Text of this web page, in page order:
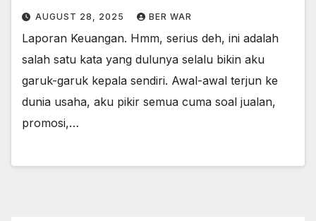
AUGUST 28, 2025 BER WAR
Laporan Keuangan. Hmm, serius deh, ini adalah
salah satu kata yang dulunya selalu bikin aku
garuk-garuk kepala sendiri. Awal-awal terjun ke
dunia usaha, aku pikir semua cuma soal jualan,
promosi,…